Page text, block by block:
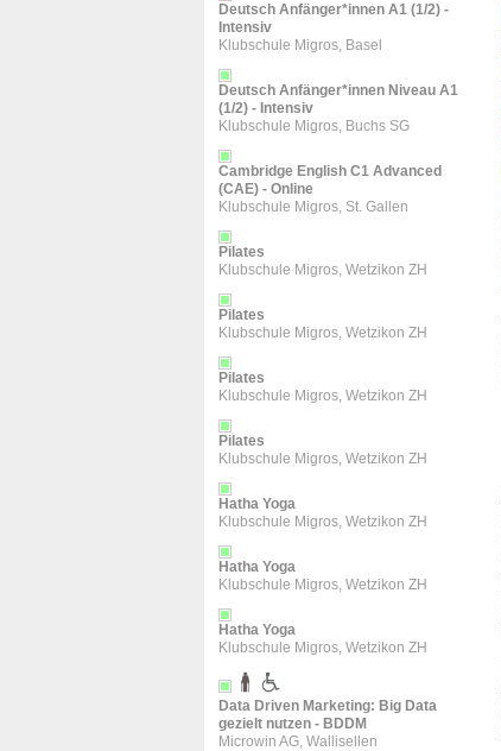
Deutsch Anfänger*innen A1 (1/2) -
Intensiv
Klubschule Migros, Basel
Deutsch Anfänger*innen Niveau A1
(1/2) - Intensiv
Klubschule Migros, Buchs SG
Cambridge English C1 Advanced
(CAE) - Online
Klubschule Migros, St. Gallen
Pilates
Klubschule Migros, Wetzikon ZH
Pilates
Klubschule Migros, Wetzikon ZH
Pilates
Klubschule Migros, Wetzikon ZH
Pilates
Klubschule Migros, Wetzikon ZH
Hatha Yoga
Klubschule Migros, Wetzikon ZH
Hatha Yoga
Klubschule Migros, Wetzikon ZH
Hatha Yoga
Klubschule Migros, Wetzikon ZH
Data Driven Marketing: Big Data
gezielt nutzen - BDDM
Microwin AG, Wallisellen